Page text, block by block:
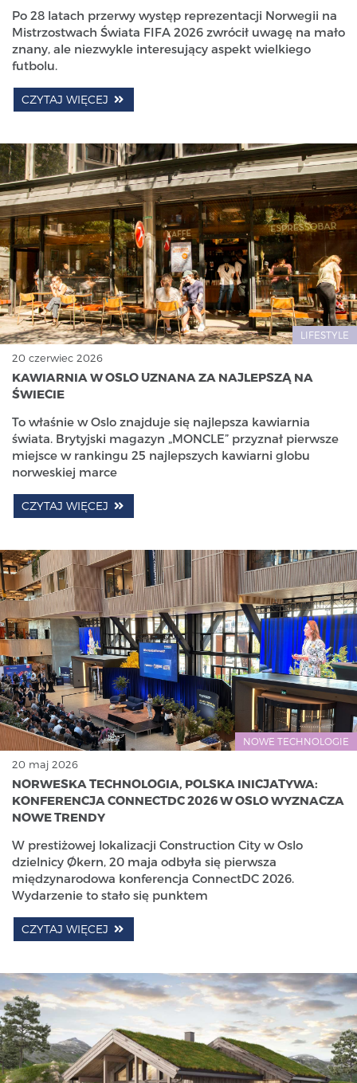
Po 28 latach przerwy występ reprezentacji Norwegii na
Mistrzostwach Świata FIFA 2026 zwrócił uwagę na mało
znany, ale niezwykle interesujący aspekt wielkiego
futbolu.
CZYTAJ WIĘCEJ
LIFESTYLE
20 czerwiec 2026
KAWIARNIA W OSLO UZNANA ZA NAJLEPSZĄ NA
ŚWIECIE
To właśnie w Oslo znajduje się najlepsza kawiarnia
świata. Brytyjski magazyn „MONCLE” przyznał pierwsze
miejsce w rankingu 25 najlepszych kawiarni globu
norweskiej marce
CZYTAJ WIĘCEJ
NOWE TECHNOLOGIE
20 maj 2026
NORWESKA TECHNOLOGIA, POLSKA INICJATYWA:
KONFERENCJA CONNECTDC 2026 W OSLO WYZNACZA
NOWE TRENDY
W prestiżowej lokalizacji Construction City w Oslo
dzielnicy Økern, 20 maja odbyła się pierwsza
międzynarodowa konferencja ConnectDC 2026.
Wydarzenie to stało się punktem
CZYTAJ WIĘCEJ